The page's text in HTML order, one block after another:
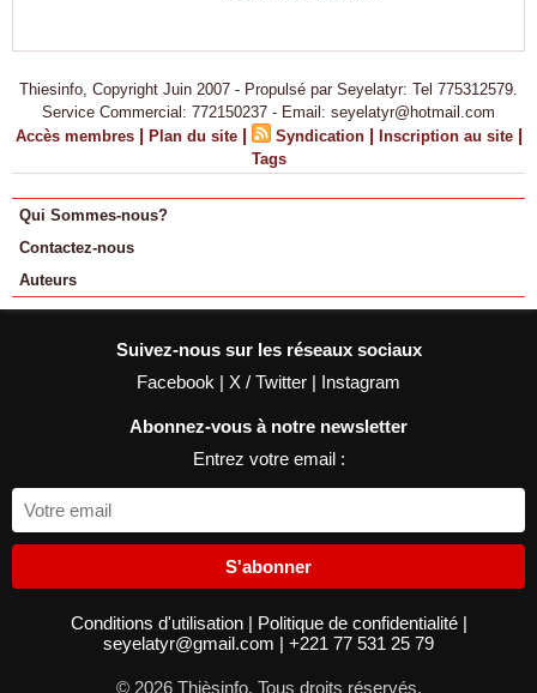
Thiesinfo, Copyright Juin 2007 - Propulsé par Seyelatyr: Tel 775312579.
Service Commercial: 772150237 - Email: seyelatyr@hotmail.com
Accès membres | Plan du site | Syndication | Inscription au site |
Tags
Qui Sommes-nous?
Contactez-nous
Auteurs
Suivez-nous sur les réseaux sociaux
Facebook | X / Twitter | Instagram
Abonnez-vous à notre newsletter
Entrez votre email :
S'abonner
Conditions d'utilisation | Politique de confidentialité |
seyelatyr@gmail.com | +221 77 531 25 79
© 2026 Thièsinfo. Tous droits réservés.